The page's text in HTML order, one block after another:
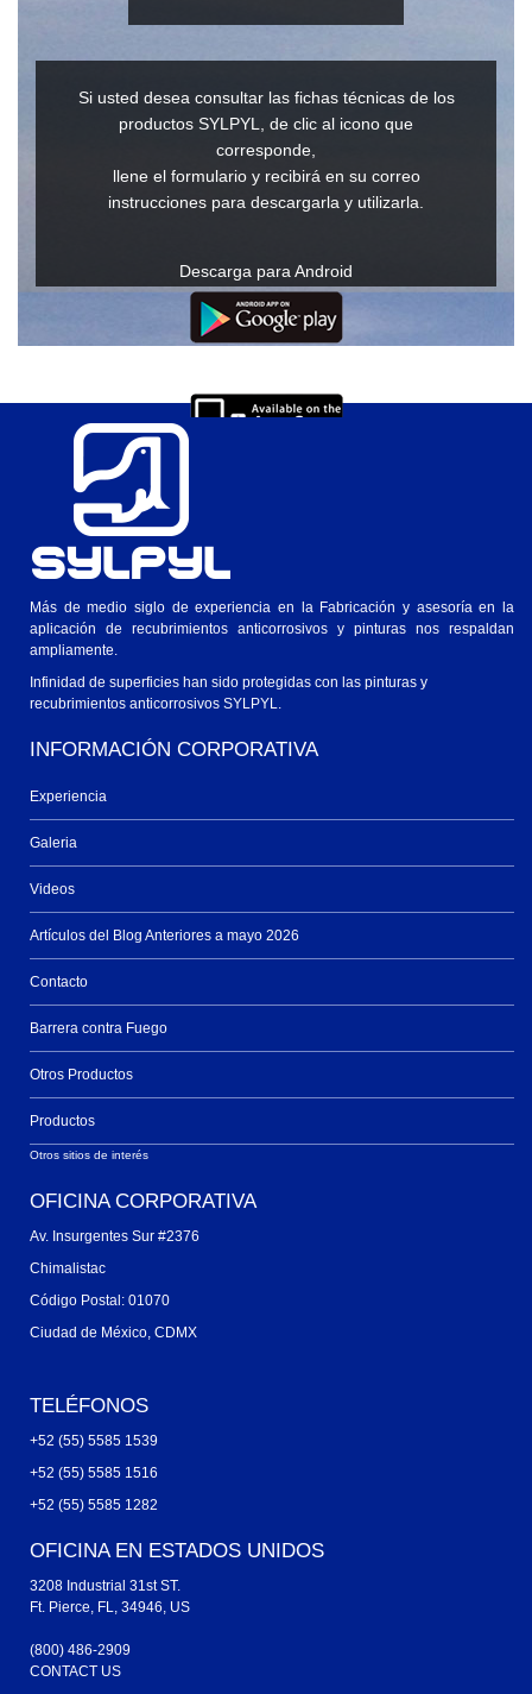
Si usted desea consultar las fichas técnicas de los
productos SYLPYL, de clic al icono que
corresponde,
llene el formulario y recibirá en su correo
instrucciones para descargarla y utilizarla.
Descarga para Android
Más de medio siglo de experiencia en la Fabricación y asesoría en la
aplicación de recubrimientos anticorrosivos y pinturas nos respaldan
ampliamente.
Infinidad de superficies han sido protegidas con las pinturas y
recubrimientos anticorrosivos SYLPYL.
INFORMACIÓN CORPORATIVA
Experiencia
Galeria
Videos
Artículos del Blog Anteriores a mayo 2026
Contacto
Barrera contra Fuego
Otros Productos
Productos
Otros sitios de interés
OFICINA CORPORATIVA
Av. Insurgentes Sur #2376
Chimalistac
Código Postal: 01070
Ciudad de México, CDMX
TELÉFONOS
+52 (55) 5585 1539
+52 (55) 5585 1516
+52 (55) 5585 1282
OFICINA EN ESTADOS UNIDOS
3208 Industrial 31st ST.
Ft. Pierce, FL, 34946, US
(800) 486-2909
CONTACT US